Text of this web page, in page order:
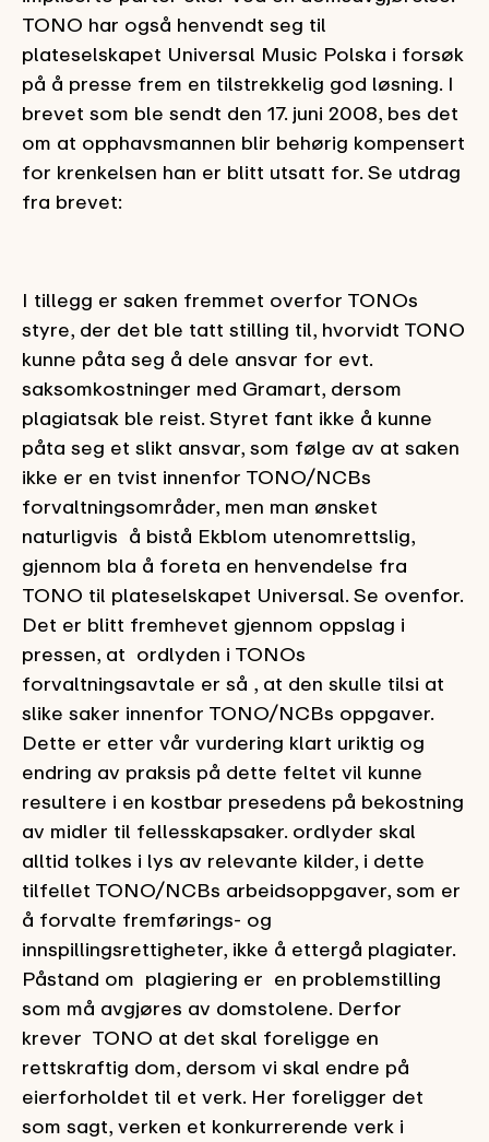
TONO har også henvendt seg til
plateselskapet Universal Music Polska i forsøk
på å presse frem en tilstrekkelig god løsning. I
brevet som ble sendt den 17. juni 2008, bes det
om at opphavsmannen blir behørig kompensert
for krenkelsen han er blitt utsatt for. Se utdrag
fra brevet:
I tillegg er saken fremmet overfor TONOs
styre, der det ble tatt stilling til, hvorvidt TONO
kunne påta seg å dele ansvar for evt.
saksomkostninger med Gramart, dersom
plagiatsak ble reist. Styret fant ikke å kunne
påta seg et slikt ansvar, som følge av at saken
ikke er en tvist innenfor TONO/NCBs
forvaltningsområder, men man ønsket
naturligvis å bistå Ekblom utenomrettslig,
gjennom bla å foreta en henvendelse fra
TONO til plateselskapet Universal. Se ovenfor.
Det er blitt fremhevet gjennom oppslag i
pressen, at ordlyden i TONOs
forvaltningsavtale er så , at den skulle tilsi at
slike saker innenfor TONO/NCBs oppgaver.
Dette er etter vår vurdering klart uriktig og
endring av praksis på dette feltet vil kunne
resultere i en kostbar presedens på bekostning
av midler til fellesskapsaker. ordlyder skal
alltid tolkes i lys av relevante kilder, i dette
tilfellet TONO/NCBs arbeidsoppgaver, som er
å forvalte fremførings- og
innspillingsrettigheter, ikke å ettergå plagiater.
Påstand om plagiering er en problemstilling
som må avgjøres av domstolene. Derfor
krever TONO at det skal foreligge en
rettskraftig dom, dersom vi skal endre på
eierforholdet til et verk. Her foreligger det
som sagt, verken et konkurrerende verk i